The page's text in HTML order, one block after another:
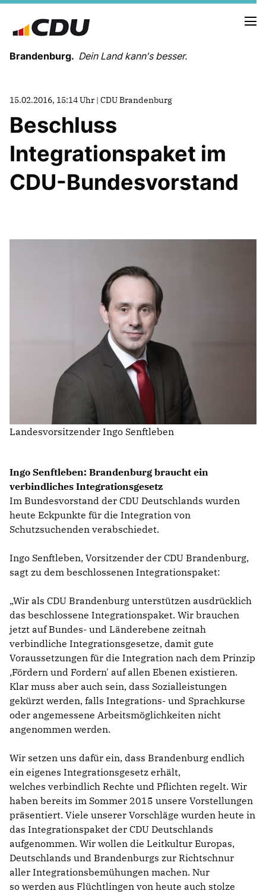
Brandenburg. Dein Land kann's besser.
MELDUNGEN
LANDESVORSTAND
LANDESGESCHÄFTSSTELLE
ORGANISATION
KREISVERBÄNDE
PARTEIGERICHT
IM LANDTAG
IN DER LANDESREGIERUNG
IM BUNDESTAG
IM EUROPÄISCHEN PARLAMENT
NEWSLETTER ABONNIEREN
BILDER
PROGRAMME
WICHTIGE BESCHLÜSSE DER CDU BRANDENBURG
SPENDEN
Mitglied werden
15.02.2016, 15:14 Uhr | CDU Brandenburg
Beschluss
Integrationspaket im
CDU-Bundesvorstand
Ingo Senftleben: Brandenburg braucht ein
verbindliches Integrationsgesetz
Im Bundesvorstand der CDU Deutschlands wurden
heute Eckpunkte für die Integration von
Schutzsuchenden verabschiedet.
Ingo Senftleben, Vorsitzender der CDU Brandenburg,
sagt zu dem beschlossenen Integrationspaket:
Wir als CDU Brandenburg unterstützen ausdrücklich
das beschlossene Integrationspaket. Wir brauchen
jetzt auf Bundes- und Länderebene zeitnah
verbindliche Integrationsgesetze, damit gute
Voraussetzungen für die Integration nach dem Prinzip
,Fördern und Fordern' auf allen Ebenen existieren.
Klar muss aber auch sein, dass Sozialleistungen
gekürzt werden, falls Integrations- und Sprachkurse
oder angemessene Arbeitsmöglichkeiten nicht
angenommen werden.
Wir setzen uns dafür ein, dass Brandenburg endlich
ein eigenes Integrationsgesetz erhält,
welches verbindlich Rechte und Pflichten regelt. Wir
haben bereits im Sommer 2015 unsere Vorstellungen
präsentiert. Viele unserer Vorschläge wurden heute in
das Integrationspaket der CDU Deutschlands
aufgenommen. Wir wollen die Leitkultur Europas,
Deutschlands und Brandenburgs zur Richtschnur
aller Integrationsbemühungen machen. Nur
so werden aus Flüchtlingen von heute auch stolze
Landesvorsitzender Ingo Senftleben